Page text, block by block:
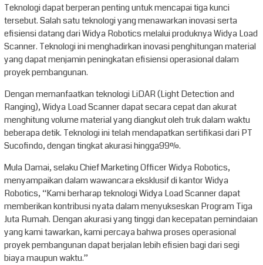
Teknologi dapat berperan penting untuk mencapai tiga kunci
tersebut. Salah satu teknologi yang menawarkan inovasi serta
efisiensi datang dari Widya Robotics melalui produknya Widya Load
Scanner. Teknologi ini menghadirkan inovasi penghitungan material
yang dapat menjamin peningkatan efisiensi operasional dalam
proyek pembangunan.
Dengan memanfaatkan teknologi LiDAR (Light Detection and
Ranging), Widya Load Scanner dapat secara cepat dan akurat
menghitung volume material yang diangkut oleh truk dalam waktu
beberapa detik. Teknologi ini telah mendapatkan sertifikasi dari PT
Sucofindo, dengan tingkat akurasi hingga99%.
Mula Damai, selaku Chief Marketing Officer Widya Robotics,
menyampaikan dalam wawancara eksklusif di kantor Widya
Robotics, “Kami berharap teknologi Widya Load Scanner dapat
memberikan kontribusi nyata dalam menyukseskan Program Tiga
Juta Rumah. Dengan akurasi yang tinggi dan kecepatan pemindaian
yang kami tawarkan, kami percaya bahwa proses operasional
proyek pembangunan dapat berjalan lebih efisien bagi dari segi
biaya maupun waktu.”